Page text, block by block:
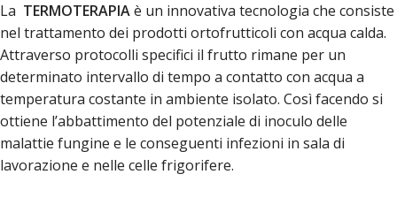
La TERMOTERAPIAè un innovativa tecnologia che consiste
nel trattamento dei prodotti ortofrutticoli con acqua calda.
Attraverso protocolli specifici il frutto rimane per un
determinato intervallo di tempo a contatto con acqua a
temperatura costante in ambiente isolato. Così facendo si
ottiene l’abbattimento del potenziale di inoculo delle
malattie fungine e le conseguenti infezioni in sala di
lavorazione e nelle celle frigorifere.